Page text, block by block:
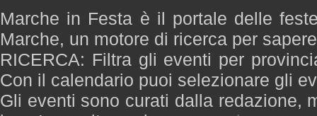
Marche in Festa è il portale delle
Marche, un motore di ricerca per
RICERCA: Filtra gli eventi per
Con il calendario puoi selezionare gli
Gli eventi sono curati dalla redazione,